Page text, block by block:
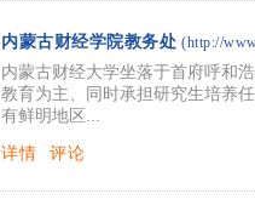
内蒙古财经学院教务处 (http://
内蒙古财经大学坐落于首府呼和
教育为主、同时承担研究生培养
有鲜明地区...
详情
评论